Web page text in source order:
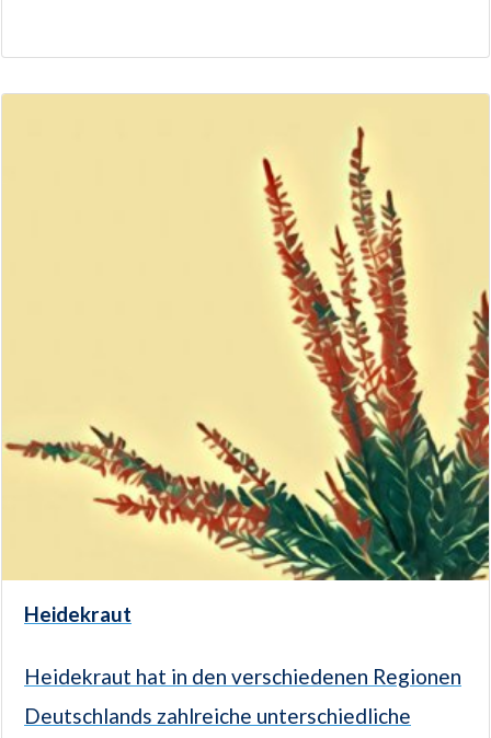
Heidekraut
Heidekraut hat in den verschiedenen Regionen
Deutschlands zahlreiche unterschiedliche